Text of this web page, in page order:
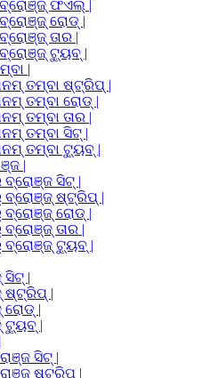
ଫଏଲ୍ |
ରୋଡ୍ |
ତାର |
ଟ୍ୟୁବ୍ |
|
ତମ୍ବା ଷ୍ଟ୍ରିପ୍ |
ତମ୍ବା ରୋଡ୍ |
ତମ୍ବା ତାର |
ତମ୍ବା ସିଟ୍ |
ତମ୍ବା ଟ୍ୟୁବ୍ |
|
ସିଟ୍ |
ଷ୍ଟ୍ରିପ୍ |
ରୋଡ୍ |
ତାର |
ଟ୍ୟୁବ୍ |
ସିଟ୍ |
ଷ୍ଟ୍ରିପ୍ |
ରୋଡ୍ |
ଟ୍ୟୁବ୍ |
ସିଟ୍ |
ଷ୍ଟ୍ରିପ୍ |